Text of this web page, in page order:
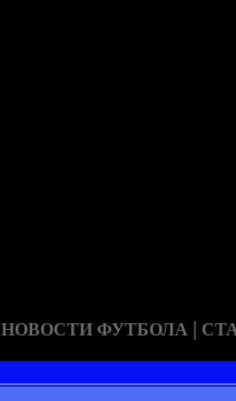
НОВОСТИ ФУТБОЛА |